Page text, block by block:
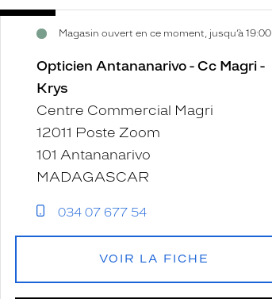
Opticien
Antananarivo
Magri
Magasin ouvert en ce moment, jusqu’à 19:00
Voir
Opticien Antananarivo - Cc Magri -
Krys
Centre Commercial Magri
12011 Poste Zoom
101 Antananarivo
MADAGASCAR
034 07 677 54
VOIR LA FICHE